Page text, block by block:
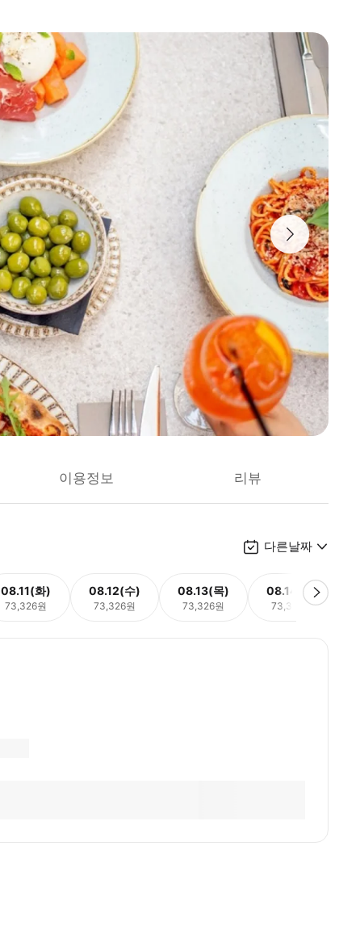
이용정보 리뷰
다른날짜
08.11(화)
73,326원
08.12(수)
73,326원
08.13(목)
73,326원
08.14(금)
73,326원